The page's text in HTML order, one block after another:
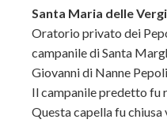
Santa Maria delle
Oratorio privato dei
campanile di Santa
Giovanni di Nanne
Il campanile predetto fu
Questa capella fu chiusa